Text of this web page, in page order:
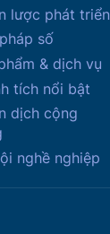
lược phát triển
số
& dịch vụ
tích nổi bật
dịch cộng
nghề nghiệp